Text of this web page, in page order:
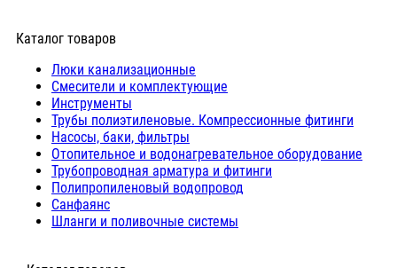
Каталог товаров
Люки канализационные
Cмесители и комплектующие
Инструменты
Трубы полиэтиленовые. Компрессионные фитинги
Насосы, баки, фильтры
Отопительное и водонагревательное оборудование
Трубопроводная арматура и фитинги
Полипропиленовый водопровод
Санфаянс
Шланги и поливочные системы